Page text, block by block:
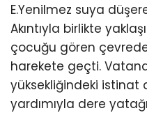
E.Yenilmez suya
Akıntıyla birlikte
çocuğu gören
harekete geçti.
yüksekliğindeki istinat
yardımıyla dere